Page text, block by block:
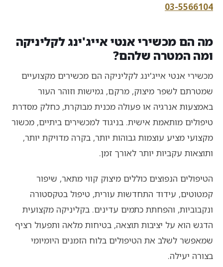
03-5566104
מה הם מכשירי אנטי אייג'ינג לקליניקה
ומה המטרה שלהם?
מכשירי אנטי אייג'ינג לקליניקה הם מכשירים מקצועיים
שמטרתם לשפר מיצוק, מרקם, גמישות וזוהר העור
באמצעות אנרגיה או פעולה מכנית מבוקרת, כחלק מסדרת
טיפולים מותאמת אישית. בניגוד למכשירים ביתיים, מכשור
מקצועי מציע עוצמות גבוהות יותר, בקרה מדויקת יותר,
ותוצאות עקביות יותר לאורך זמן.
הטיפולים הנפוצים כוללים מיצוק קווי מתאר, שיפור
קמטוטים, עידוד התחדשות עורית, טיפול בטקסטורה
ונקבוביות, והפחתת כתמים עדינים. בקליניקה מקצועית
הדגש הוא על יציבות תוצאה, בטיחות מלאה ותפעול רציף
שמאפשר לשלב את הטיפולים בלוח הזמנים היומיומי
בצורה יעילה.